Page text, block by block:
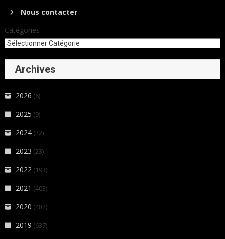
Nous contacter
Catégories
Archives
2026 (6)
2025 (9)
2024 (22)
2023 (23)
2022 (193)
2021 (403)
2020 (482)
2019 (637)